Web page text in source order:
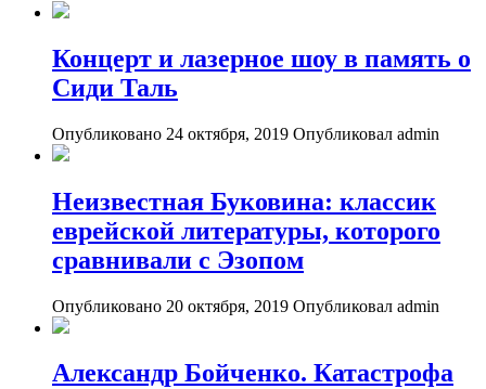
Концерт и лазерное шоу в память о
Сиди Таль
Опубликовано 24 октября, 2019 Опубликовал admin
Неизвестная Буковина: классик
еврейской литературы, которого
сравнивали с Эзопом
Опубликовано 20 октября, 2019 Опубликовал admin
Александр Бойченко. Катастрофа